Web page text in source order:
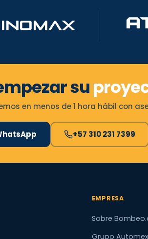
su
en menos de 1 hora hábil con
+57 310 231 7399
EMPRESA
Sobre
Grupo Automex